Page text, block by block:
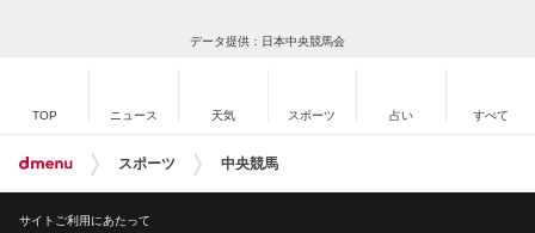
データ提供：日本中央競馬会
TOP ニュース 天気 スポーツ 占い すべて
スポーツ 中央競馬
サイトご利用にあたって